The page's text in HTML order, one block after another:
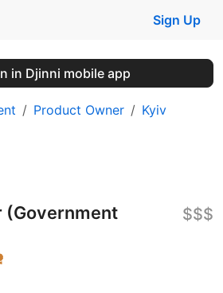
Sign Up
in Djinni mobile app
Product Owner Kyiv
(Government
$$$